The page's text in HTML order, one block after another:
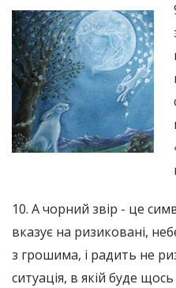
10. А чорний звір - це
вказує на ризиковані,
з грошима, і радить не
ситуація, в якій буде